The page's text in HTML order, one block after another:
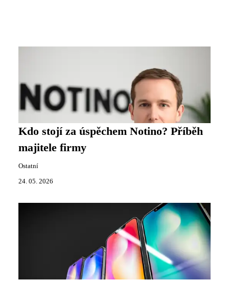
Kdo stojí za úspěchem Notino? Příběh
majitele firmy
Ostatní
24. 05. 2026